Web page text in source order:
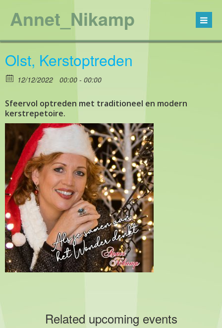
Annet_Nikamp
Olst, Kerstoptreden
12/12/2022 00:00 - 00:00
Sfeervol optreden met traditioneel en modern
kerstrepetoire.
Related upcoming events